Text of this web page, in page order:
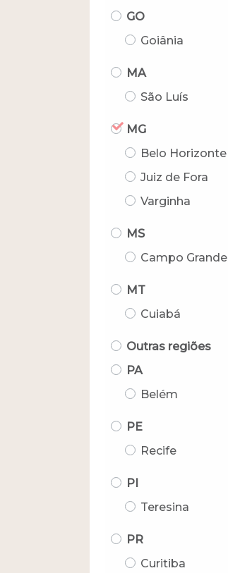
GO
Goiânia
MA
São Luís
MG
Belo Horizonte
Juiz de Fora
Varginha
MS
Campo Grande
MT
Cuiabá
Outras regiões
PA
Belém
PE
Recife
PI
Teresina
PR
Curitiba